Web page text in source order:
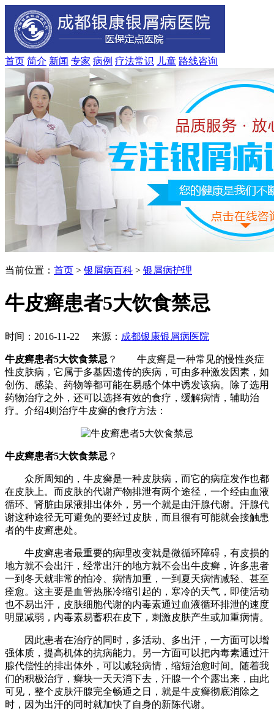
首页 简介 新闻 专家 病例 疗法常识 儿童 路线咨询
当前位置： 首页 > 银屑病百科 > 银屑病护理
牛皮癣患者5大饮食禁忌
时间：2016-11-22 来源： 成都银康银屑病医院
牛皮癣患者5大饮食禁忌 ？ 牛皮癣是一种常见的慢性炎症
性皮肤病，它属于多基因遗传的疾病，可由多种激发因素，如
创伤、感染、药物等都可能在易感个体中诱发该病。除了选用
药物治疗之外，还可以选择有效的食疗，缓解病情，辅助治
疗。介绍4则治疗牛皮癣的食疗方法：
牛皮癣患者5大饮食禁忌 ？
众所周知的，牛皮癣是一种皮肤病，而它的病症发作也都
在皮肤上。而皮肤的代谢产物排泄有两个途径，一个经由血液
循环、肾脏由尿液排出体外，另一个就是由汗腺代谢。汗腺代
谢这种途径无可避免的要经过皮肤，而且很有可能就会接触患
者的牛皮癣患处。
牛皮癣患者最重要的病理改变就是微循环障碍，有皮损的
地方就不会出汗，经常出汗的地方就不会出牛皮癣，许多患者
一到冬天就非常的怕冷、病情加重，一到夏天病情减轻、甚至
痊愈。这主要是血管热胀冷缩引起的，寒冷的天气，即使活动
也不易出汗，皮肤细胞代谢的内毒素通过血液循环排泄的速度
明显减弱，内毒素易蓄积在皮下，刺激皮肤产生或加重病情。
因此患者在治疗的同时，多活动、多出汗，一方面可以增
强体质，提高机体的抗病能力。另一方面可以把内毒素通过汗
腺代偿性的排出体外，可以减轻病情，缩短治愈时间。随着我
们的积极治疗，癣块一天天消下去，汗腺一个个露出来，由此
可见，整个皮肤汗腺完全畅通之日，就是牛皮癣彻底消除之
时，因为出汗的同时就加快了自身的新陈代谢。